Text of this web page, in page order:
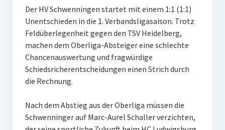
Vereinsheim
Hockey Shirts
FSJ Stelle
W U16
Der HV Schwenningen startet mit einem 1:1 (1:1)
Unentschieden in die 1. Verbandsligasaison. Trotz
Feldüberlegenheit gegen den TSV Heidelberg,
machen dem Oberliga-Absteiger eine schlechte
Chancenauswertung und fragwürdige
Schiedsricherentscheidungen einen Strich durch
die Rechnung.
Nach dem Abstieg aus der Oberliga müssen die
Schwenninger auf Marc-Aurel Schaller verzichten,